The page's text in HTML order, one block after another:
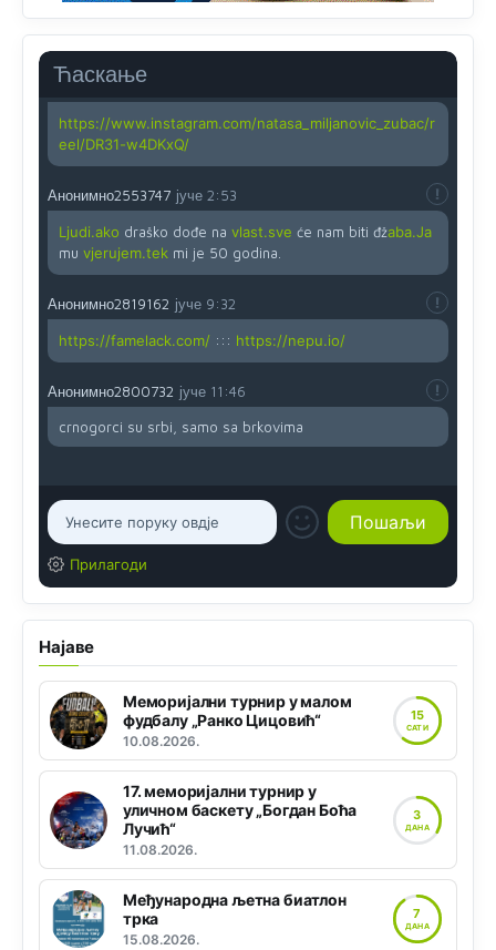
Ћаскање
Yes,nekada je bila corava kutija za IZBORE a danas su
coravi biraci.
Анонимно2819162
https://www.instagram.com/natasa_miljanovic_zubac/r
eel/DR31-w4DKxQ/
Анонимно2553747 јуче 2:53
Ljudi.ako draško dođe na vlast.sve će nam biti đžaba.Ja
mu vjerujem.tek mi je 50 godina.
Анонимно2819162 јуче 9:32
https://famelack.com/ ::: https://nepu.io/
Анонимно2800732 јуче 11:46
crnogorci su srbi, samo sa brkovima
Прилагоди
Најаве
Меморијални турнир у малом
фудбалу „Ранко Цицовић“
10.08.2026.
15
САТИ
17. меморијални турнир у
уличном баскету „Богдан Боћа
Лучић“
11.08.2026.
3
ДАНА
Међународна љетна биатлон
трка
15.08.2026.
7
ДАНА